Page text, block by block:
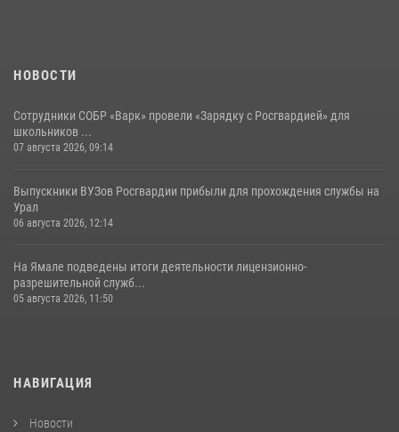
НОВОСТИ
Сотрудники СОБР «Варк» провели «Зарядку с Росгвардией» для
школьников ...
07 августа 2026, 09:14
Выпускники ВУЗов Росгвардии прибыли для прохождения службы на
Урал
06 августа 2026, 12:14
На Ямале подведены итоги деятельности лицензионно-
разрешительной служб...
05 августа 2026, 11:50
НАВИГАЦИЯ
Новости